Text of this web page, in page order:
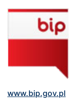
www.bip.gov.pl